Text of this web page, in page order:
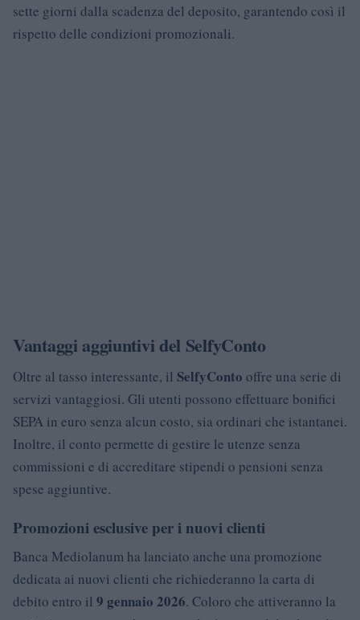
sette giorni dalla scadenza del deposito, garantendo così il
rispetto delle condizioni promozionali.
Vantaggi aggiuntivi del SelfyConto
Oltre al tasso interessante, il SelfyConto offre una serie di
servizi vantaggiosi. Gli utenti possono effettuare bonifici
SEPA in euro senza alcun costo, sia ordinari che istantanei.
Inoltre, il conto permette di gestire le utenze senza
commissioni e di accreditare stipendi o pensioni senza
spese aggiuntive.
Promozioni esclusive per i nuovi clienti
Banca Mediolanum ha lanciato anche una promozione
dedicata ai nuovi clienti che richiederanno la carta di
debito entro il 9 gennaio 2026. Coloro che attiveranno la